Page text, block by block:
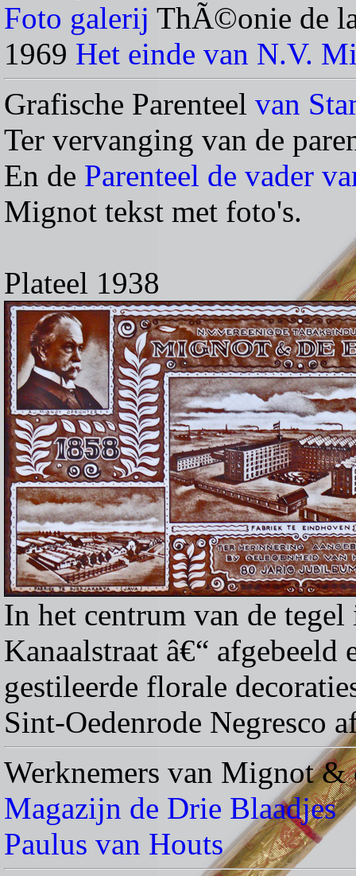
Foto galerij ThÃ©onie de
1969 Het einde van N.V.
Grafische Parenteel van
Ter vervanging van de
En de Parenteel de vader
Mignot tekst met foto's.
Plateel 1938
In het centrum van de
Kanaalstraat â€“ afgebeeld
gestileerde florale
Sint-Oedenrode Negresco
Werknemers van Mignot &
Magazijn de Drie Blaadjes
Paulus van Houts